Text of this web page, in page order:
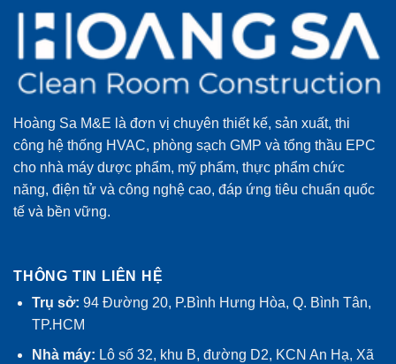
Hoàng Sa M&E là đơn vị chuyên thiết kế, sản xuất, thi
công hệ thống HVAC, phòng sạch GMP và tổng thầu EPC
cho nhà máy dược phẩm, mỹ phẩm, thực phẩm chức
năng, điện tử và công nghệ cao, đáp ứng tiêu chuẩn quốc
tế và bền vững.
THÔNG TIN LIÊN HỆ
Trụ sở: 94 Đường 20, P.Bình Hưng Hòa, Q. Bình Tân,
TP.HCM
Nhà máy: Lô số 32, khu B, đường D2, KCN An Hạ, Xã